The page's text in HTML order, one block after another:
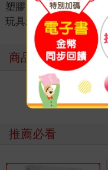
塑膠
玩具親子 ＞ 玩具世界
商品評價
推薦必看